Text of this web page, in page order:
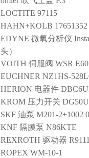
LOCTITE 97115
HAHN+KOLB 17651352
EDYNE 微氧分析仪
头）
VOITH 伺服阀 WSR
EUCHNER NZ1HS-
HERION 电器件
KROM 压力开关
SKF 油泵 M201-2+1002
KNF 隔膜泵 N86KTE
REXROTH 驱动器
ROPEX WM-10-1